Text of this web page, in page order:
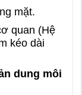
mặt.
quan (Hệ
kéo dài
dung môi